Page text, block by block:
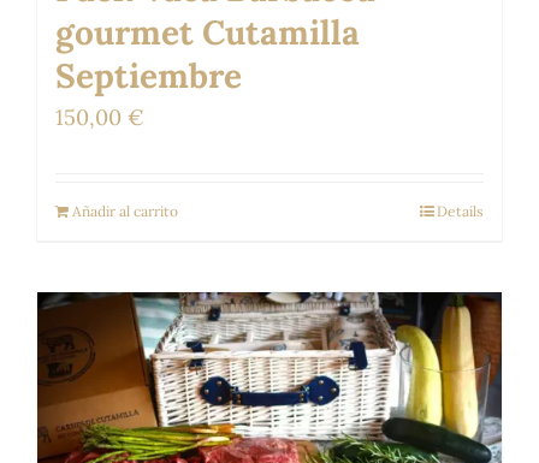
gourmet Cutamilla
Septiembre
150,00 €
Añadir al carrito Details